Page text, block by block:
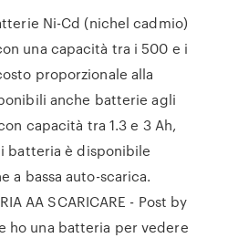
Ni-Cd (nichel cadmio)
una capacità tra i 500 e i
proporzionale alla
anche batterie agli
capacità tra 1.3 e 3 Ah,
batteria è disponibile
a bassa auto-scarica.
AA SCARICARE - Post by
ho una batteria per vedere